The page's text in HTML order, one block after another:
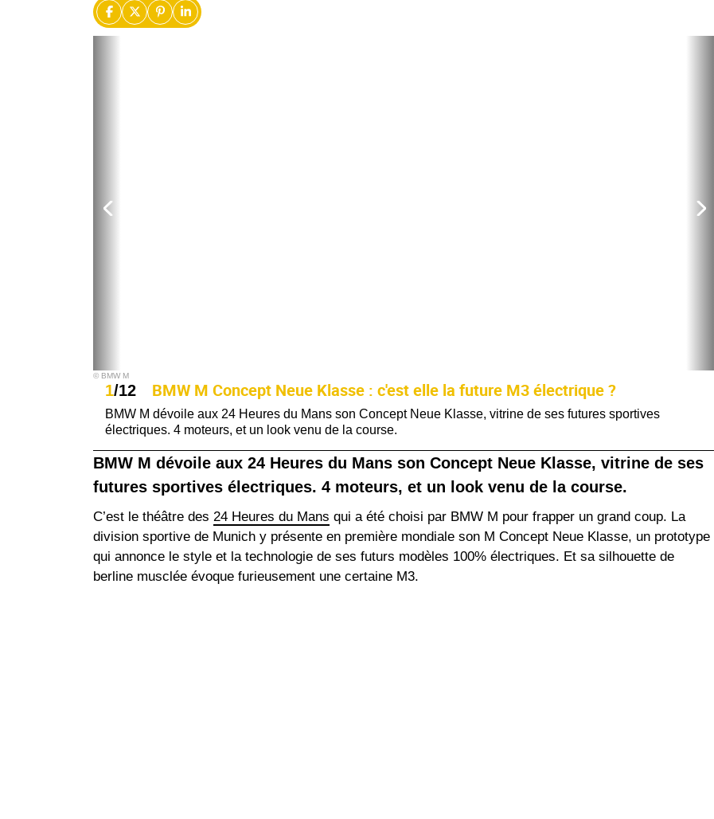
© BMW M
1/12 BMW M Concept Neue Klasse : c'est elle la future M3 électrique ?
BMW M dévoile aux 24 Heures du Mans son Concept Neue Klasse, vitrine de ses futures sportives
électriques. 4 moteurs, et un look venu de la course.
BMW M dévoile aux 24 Heures du Mans son Concept Neue Klasse, vitrine de ses
futures sportives électriques. 4 moteurs, et un look venu de la course.
C’est le théâtre des 24 Heures du Mans qui a été choisi par BMW M pour frapper un grand coup. La
division sportive de Munich y présente en première mondiale son M Concept Neue Klasse, un prototype
qui annonce le style et la technologie de ses futurs modèles 100% électriques. Et sa silhouette de
berline musclée évoque furieusement une certaine M3.